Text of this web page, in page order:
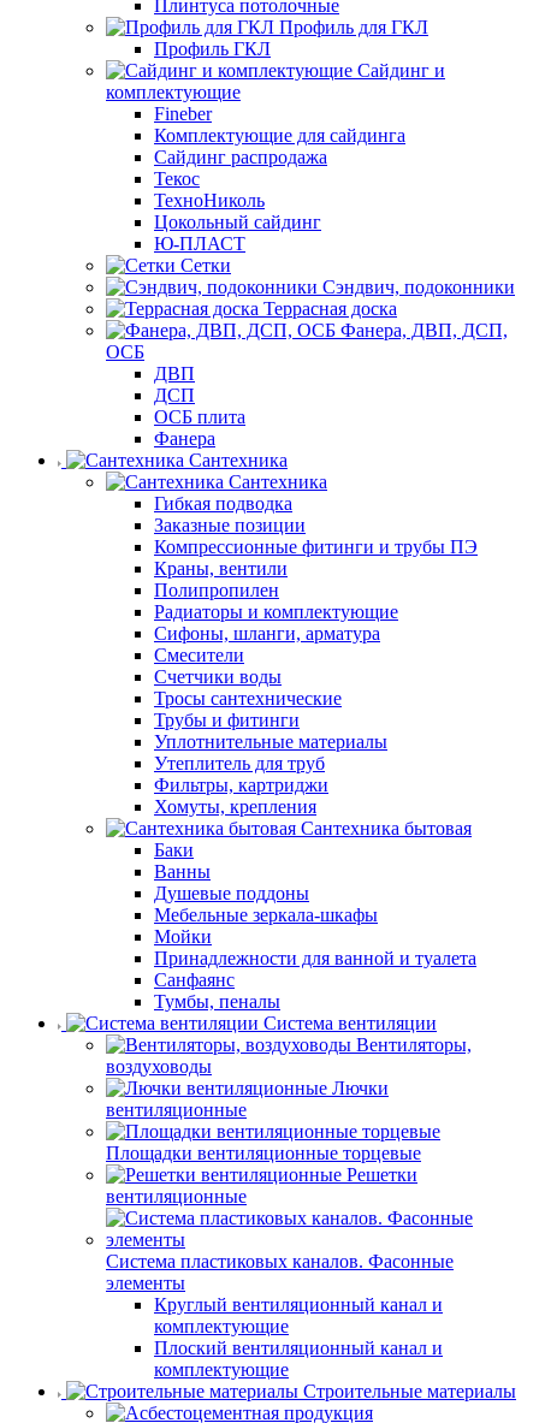
Плинтуса потолочные
Профиль для ГКЛ
Профиль ГКЛ
Сайдинг и
комплектующие
Fineber
Комплектующие для сайдинга
Сайдинг распродажа
Текос
ТехноНиколь
Цокольный сайдинг
Ю-ПЛАСТ
Сетки
Сэндвич, подоконники
Террасная доска
Фанера, ДВП, ДСП,
ОСБ
ДВП
ДСП
ОСБ плита
Фанера
Сантехника
Сантехника
Гибкая подводка
Заказные позиции
Компрессионные фитинги и трубы ПЭ
Краны, вентили
Полипропилен
Радиаторы и комплектующие
Сифоны, шланги, арматура
Смесители
Счетчики воды
Тросы сантехнические
Трубы и фитинги
Уплотнительные материалы
Утеплитель для труб
Фильтры, картриджи
Хомуты, крепления
Сантехника бытовая
Баки
Ванны
Душевые поддоны
Мебельные зеркала-шкафы
Мойки
Принадлежности для ванной и туалета
Санфаянс
Тумбы, пеналы
Система вентиляции
Вентиляторы,
воздуховоды
Лючки
вентиляционные
Площадки вентиляционные торцевые
Решетки
вентиляционные
Система пластиковых каналов. Фасонные
элементы
Круглый вентиляционный канал и
комплектующие
Плоский вентиляционный канал и
комплектующие
Строительные материалы